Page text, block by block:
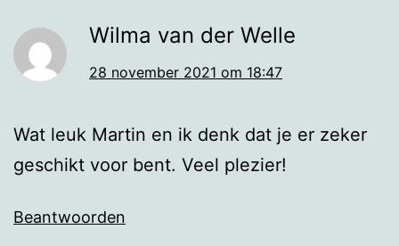
Wilma van der Welle
28 november 2021 om 18:47
Wat leuk Martin en ik denk dat je er zeker
geschikt voor bent. Veel plezier!
Beantwoorden